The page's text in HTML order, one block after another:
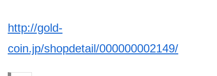
http://gold-
coin.jp/shopdetail/000000002149/